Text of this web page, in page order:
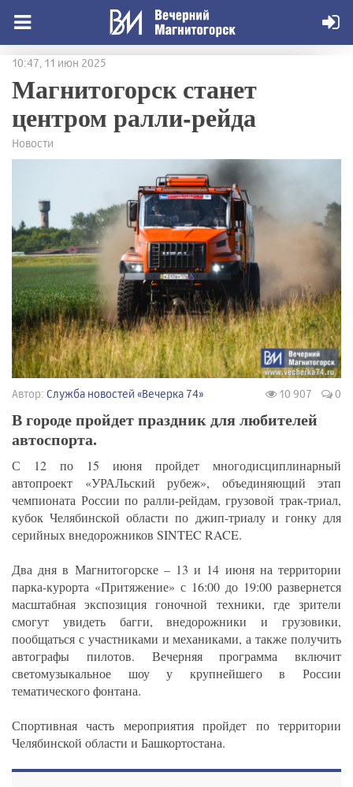
10:47, 11 июн 2025
Магнитогорск станет
центром ралли-рейда
Новости
Автор: Служба новостей «Вечерка 74» 10 907 0
В городе пройдет праздник для любителей
автоспорта.
С 12 по 15 июня пройдет многодисциплинарный
автопроект «УРАЛьский рубеж», объединяющий этап
чемпионата России по ралли-рейдам, грузовой трак-триал,
кубок Челябинской области по джип-триалу и гонку для
серийных внедорожников SINTEC RACE.
Два дня в Магнитогорске – 13 и 14 июня на территории
парка-курорта «Притяжение» с 16:00 до 19:00 развернется
масштабная экспозиция гоночной техники, где зрители
смогут увидеть багги, внедорожники и грузовики,
пообщаться с участниками и механиками, а также получить
автографы пилотов. Вечерняя программа включит
светомузыкальное шоу у крупнейшего в России
тематического фонтана.
Спортивная часть мероприятия пройдет по территории
Челябинской области и Башкортостана.